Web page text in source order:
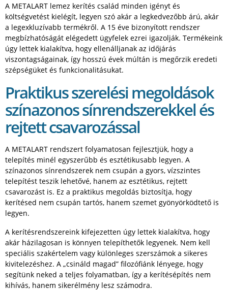
A METALART lemez kerítés család minden igényt és
költségvetést kielégít, legyen szó akár a legkedvezőbb árú, akár
a legexkluzívabb termékről. A 15 éve bizonyított rendszer
megbízhatóságát elégedett ügyfelek ezrei igazolják. Termékeink
úgy lettek kialakítva, hogy ellenálljanak az időjárás
viszontagságainak, így hosszú évek múltán is megőrzik eredeti
szépségüket és funkcionalitásukat.
Praktikus szerelési megoldások
színazonos sínrendszerekkel és
rejtett csavarozással
A METALART rendszert folyamatosan fejlesztjük, hogy a
telepítés minél egyszerűbb és esztétikusabb legyen. A
színazonos sínrendszerek nem csupán a gyors, vízszintes
telepítést teszik lehetővé, hanem az esztétikus, rejtett
csavarozást is. Ez a praktikus megoldás biztosítja, hogy
kerítésed nem csupán tartós, hanem szemet gyönyörködtető is
legyen.
A kerítésrendszereink kifejezetten úgy lettek kialakítva, hogy
akár házilagosan is könnyen telepíthetők legyenek. Nem kell
speciális szakértelem vagy különleges szerszámok a sikeres
kivitelezéshez. A „csináld magad” filozófiánk lényege, hogy
segítünk neked a teljes folyamatban, így a kerítésépítés nem
kihívás, hanem sikerélmény lesz számodra.